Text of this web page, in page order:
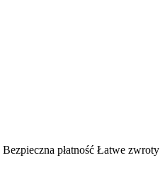
Bezpieczna płatność Łatwe zwroty